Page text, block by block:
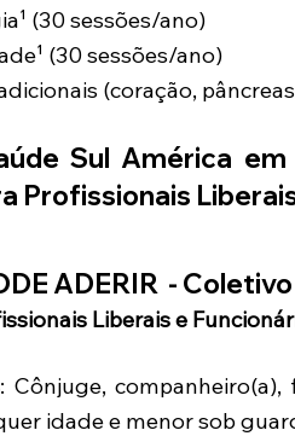
(30 sessões/ano)
(30 sessões/ano)
(coração,
Sul América em
Profissionais
ADERIR -
Liberais e
: Cônjuge,
idade e menor sob